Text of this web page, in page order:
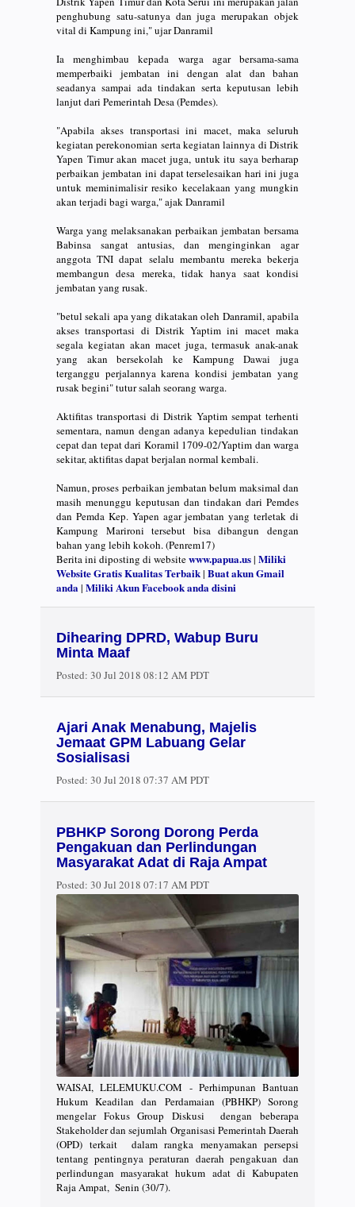
penghubung satu-satunya dan juga merupakan objek
vital di Kampung ini," ujar Danramil
Ia menghimbau kepada warga agar bersama-sama
memperbaiki jembatan ini dengan alat dan bahan
seadanya sampai ada tindakan serta keputusan lebih
lanjut dari Pemerintah Desa (Pemdes).
"Apabila akses transportasi ini macet, maka seluruh
kegiatan perekonomian serta kegiatan lainnya di Distrik
Yapen Timur akan macet juga, untuk itu saya berharap
perbaikan jembatan ini dapat terselesaikan hari ini juga
untuk meminimalisir resiko kecelakaan yang mungkin
akan terjadi bagi warga," ajak Danramil
Warga yang melaksanakan perbaikan jembatan bersama
Babinsa sangat antusias, dan menginginkan agar
anggota TNI dapat selalu membantu mereka bekerja
membangun desa mereka, tidak hanya saat kondisi
jembatan yang rusak.
"betul sekali apa yang dikatakan oleh Danramil, apabila
akses transportasi di Distrik Yaptim ini macet maka
segala kegiatan akan macet juga, termasuk anak-anak
yang akan bersekolah ke Kampung Dawai juga
terganggu perjalannya karena kondisi jembatan yang
rusak begini" tutur salah seorang warga.
Aktifitas transportasi di Distrik Yaptim sempat terhenti
sementara, namun dengan adanya kepedulian tindakan
cepat dan tepat dari Koramil 1709-02/Yaptim dan warga
sekitar, aktifitas dapat berjalan normal kembali.
Namun, proses perbaikan jembatan belum maksimal dan
masih menunggu keputusan dan tindakan dari Pemdes
dan Pemda Kep. Yapen agar jembatan yang terletak di
Kampung Marironi tersebut bisa dibangun dengan
bahan yang lebih kokoh. (Penrem17)
Berita ini diposting di websitewww.papua.us| Miliki
Website Gratis Kualitas Terbaik| Buat akun Gmail
anda| Miliki Akun Facebook anda disini
Dihearing DPRD, Wabup Buru
Minta Maaf
Posted: 30 Jul 2018 08:12 AM PDT
Ajari Anak Menabung, Majelis
Jemaat GPM Labuang Gelar
Sosialisasi
Posted: 30 Jul 2018 07:37 AM PDT
PBHKP Sorong Dorong Perda
Pengakuan dan Perlindungan
Masyarakat Adat di Raja Ampat
Posted: 30 Jul 2018 07:17 AM PDT
WAISAI, LELEMUKU.COM - Perhimpunan Bantuan
Hukum Keadilan dan Perdamaian (PBHKP) Sorong
mengelar Fokus Group Diskusi dengan beberapa
Stakeholder dan sejumlah Organisasi Pemerintah Daerah
(OPD) terkait dalam rangka menyamakan persepsi
tentang pentingnya peraturan daerah pengakuan dan
perlindungan masyarakat hukum adat di Kabupaten
Raja Ampat, Senin (30/7).